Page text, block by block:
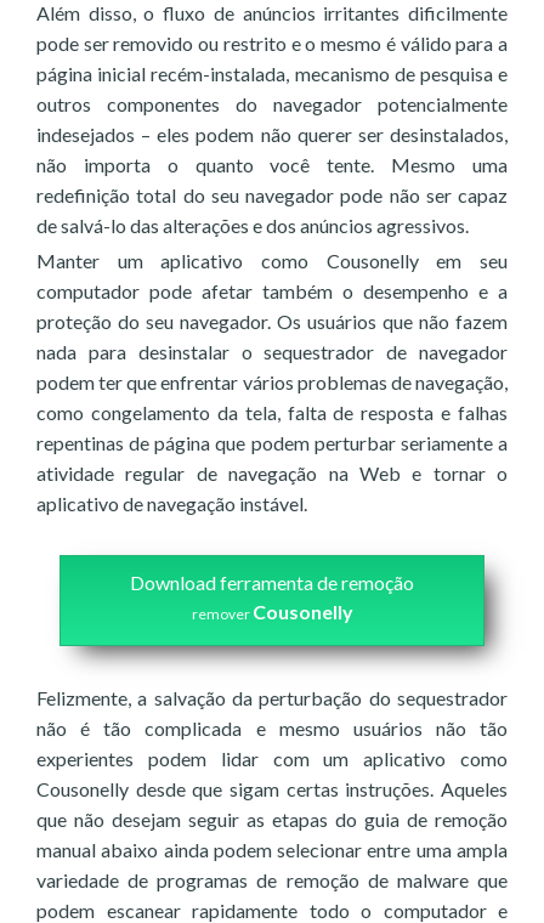
Além disso, o fluxo de anúncios irritantes dificilmente
pode ser removido ou restrito e o mesmo é válido para a
página inicial recém-instalada, mecanismo de pesquisa e
outros componentes do navegador potencialmente
indesejados – eles podem não querer ser desinstalados,
não importa o quanto você tente. Mesmo uma
redefinição total do seu navegador pode não ser capaz
de salvá-lo das alterações e dos anúncios agressivos.
Manter um aplicativo como Cousonelly em seu
computador pode afetar também o desempenho e a
proteção do seu navegador. Os usuários que não fazem
nada para desinstalar o sequestrador de navegador
podem ter que enfrentar vários problemas de navegação,
como congelamento da tela, falta de resposta e falhas
repentinas de página que podem perturbar seriamente a
atividade regular de navegação na Web e tornar o
aplicativo de navegação instável.
Download ferramenta de remoção
remover Cousonelly
Felizmente, a salvação da perturbação do sequestrador
não é tão complicada e mesmo usuários não tão
experientes podem lidar com um aplicativo como
Cousonelly desde que sigam certas instruções. Aqueles
que não desejam seguir as etapas do guia de remoção
manual abaixo ainda podem selecionar entre uma ampla
variedade de programas de remoção de malware que
podem escanear rapidamente todo o computador e